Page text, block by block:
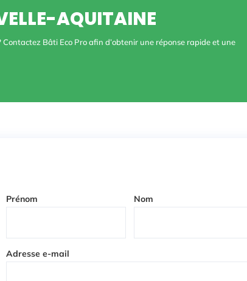
AQUITAINE
Bâti Eco Pro afin d’obtenir une réponse rapide et une
Prénom Nom
Adresse e-mail